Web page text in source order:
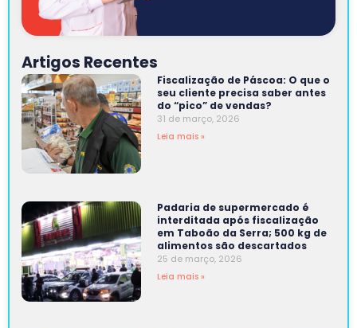
Artigos Recentes
Fiscalização de Páscoa: O que o
seu cliente precisa saber antes
do “pico” de vendas?
31 de março, 2026
Leia mais »
Padaria de supermercado é
interditada após fiscalização
em Taboão da Serra; 500 kg de
alimentos são descartados
25 de março, 2026
Leia mais »